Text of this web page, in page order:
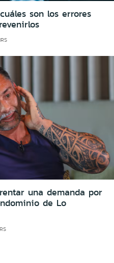
son los errores
una demanda por
de Lo